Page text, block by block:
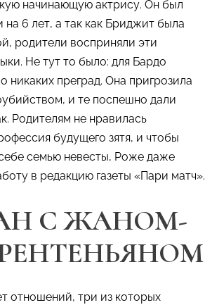
начинающую актрису. Он был
6 лет, а так как Бриджит была
родители восприняли эти
Не тут то было: для Бардо
никаких преград. Она пригрозила
и те поспешно дали
Родителям не нравилась
будущего зятя, и чтобы
семью невесты, Роже даже
в редакцию газеты «Пари матч».
С ЖАНОМ-
отношений, три из которых